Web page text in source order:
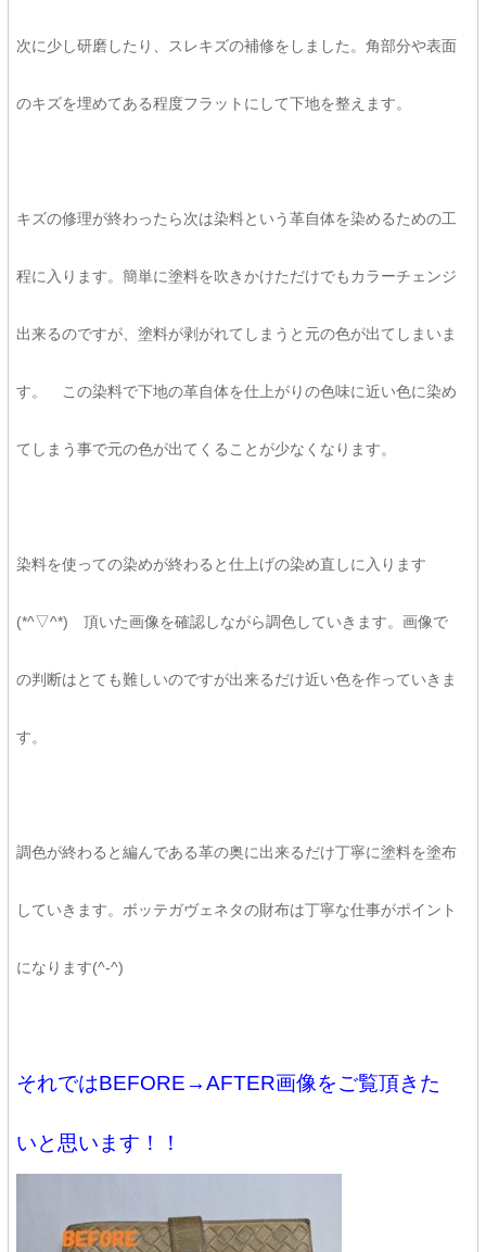
次に少し研磨したり、スレキズの補修をしました。角部分や表面
のキズを埋めてある程度フラットにして下地を整えます。
キズの修理が終わったら次は染料という革自体を染めるための工
程に入ります。簡単に塗料を吹きかけただけでもカラーチェンジ
出来るのですが、塗料が剥がれてしまうと元の色が出てしまいま
す。 この染料で下地の革自体を仕上がりの色味に近い色に染め
てしまう事で元の色が出てくることが少なくなります。
染料を使っての染めが終わると仕上げの染め直しに入ります
(*^▽^*) 頂いた画像を確認しながら調色していきます。画像で
の判断はとても難しいのですが出来るだけ近い色を作っていきま
す。
調色が終わると編んである革の奥に出来るだけ丁寧に塗料を塗布
していきます。ボッテガヴェネタの財布は丁寧な仕事がポイント
になります(^-^)
それではBEFORE→AFTER画像をご覧頂きた
いと思います！！